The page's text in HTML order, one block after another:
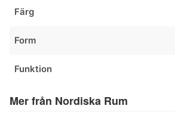
Färg
Form
Funktion
Mer från Nordiska Rum